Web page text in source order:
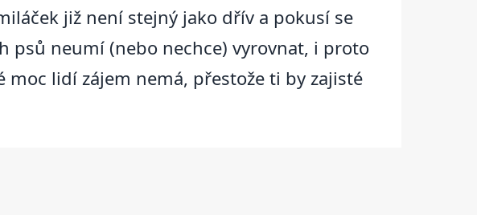
již není stejný jako dřív a pokusí se
psů neumí (nebo nechce) vyrovnat, i proto
lidí zájem nemá, přestože ti by zajisté